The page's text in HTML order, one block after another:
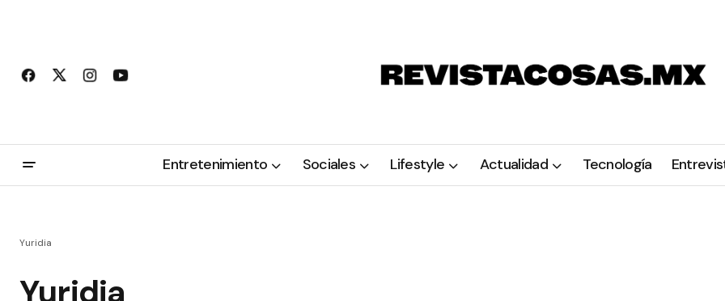
Entretenimiento Sociales Lifestyle Actualidad Tecnología
Yuridia
Yuridia